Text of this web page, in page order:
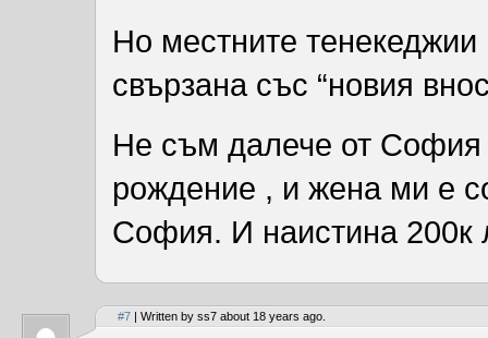
Но местните
свързана със “новия
Не съм далече от
рождение , и жена ми е
София. И наистина 200к
#7 | Written by ss7 about 18 years ago.